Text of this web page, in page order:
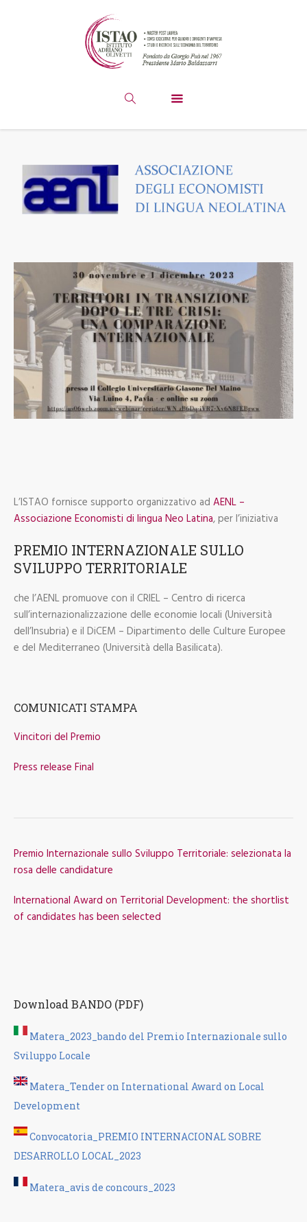
L’ISTAO fornisce supporto organizzativo ad AENL –
Associazione Economisti di lingua Neo Latina, per l’iniziativa
PREMIO INTERNAZIONALE SULLO
SVILUPPO TERRITORIALE
che l’AENL promuove con il CRIEL – Centro di ricerca
sull’internazionalizzazione delle economie locali (Università
dell’Insubria) e il DiCEM – Dipartimento delle Culture Europee
e del Mediterraneo (Università della Basilicata).
COMUNICATI STAMPA
Vincitori del Premio
Press release Final
Premio Internazionale sullo Sviluppo Territoriale: selezionata la
rosa delle candidature
International Award on Territorial Development: the shortlist
of candidates has been selected
Download BANDO (PDF)
Matera_2023_bando del Premio Internazionale sullo
Sviluppo Locale
Matera_Tender on International Award on Local
Development
Convocatoria_PREMIO INTERNACIONAL SOBRE
DESARROLLO LOCAL_2023
Matera_avis de concours_2023